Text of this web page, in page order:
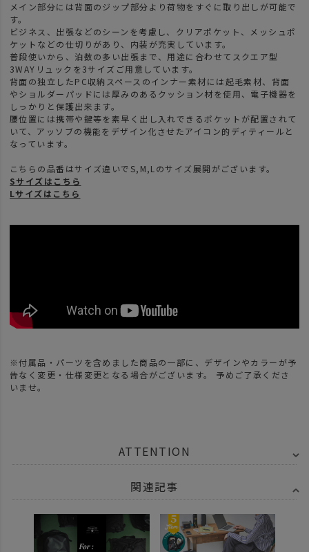
メイン部分には背面のジップ部分より荷物をすぐに取り出しが可能で
す。
ビジネス、出張などのシーンを考慮し、クリアポケット、メッシュポ
ケットなどの仕切りがあり、内装が充実しています。
普段使いから、泊数の多い出張まで、用途に合わせてスクエア型
3WAYリュックを3サイズご用意しています。
背面の独立したPC収納スペースのインナー素材には起毛素材、背面
やショルダーパッドには厚みのあるクッション材を使用、電子機器を
しっかりと保護出来ます。
腰位置には携帯や鍵等を素早く出し入れできるポケットが配置されて
いて、アッソブの機能をデザイン化させたアイコン的ディティールと
なっています。
こちらの品番はサイズ違いでS,M,Lのサイズ展開がございます。
Sサイズはこちら
Lサイズはこちら
※付属品・パーツを含めました商品の一部に、デザインやカラーが予
告なく変更・仕様変更となる場合がございます。 予めご了承くださ
いませ。
ATTENTION
関連記事